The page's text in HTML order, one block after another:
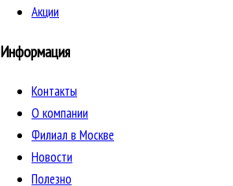
Акции
Информация
Контакты
О компании
Филиал в Москве
Новости
Полезно